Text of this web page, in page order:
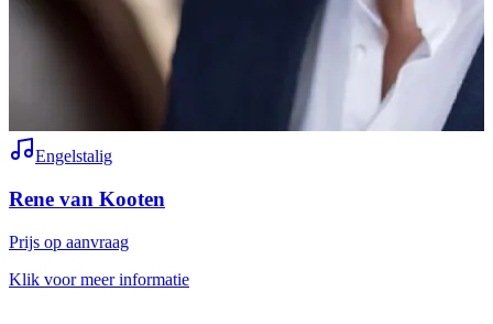
Engelstalig
Rene van Kooten
Prijs op aanvraag
Klik voor meer informatie